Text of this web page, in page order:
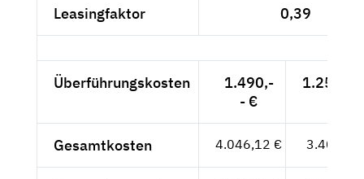
Leasingfaktor 0,39
Überführungskosten
1.490,-
- €
Gesamtkosten 4.046,12 € 3.400,10